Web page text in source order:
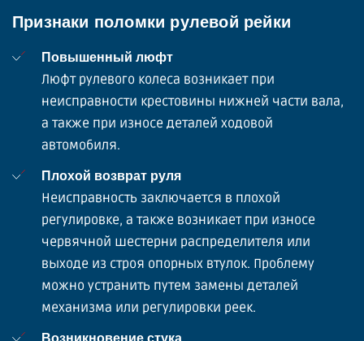
Признаки поломки рулевой рейки
Повышенный люфт
Люфт рулевого колеса возникает при
неисправности крестовины нижней части вала,
а также при износе деталей ходовой
автомобиля.
Плохой возврат руля
Неисправность заключается в плохой
регулировке, а также возникает при износе
червячной шестерни распределителя или
выходе из строя опорных втулок. Проблему
можно устранить путем замены деталей
механизма или регулировки реек.
Возникновение стука